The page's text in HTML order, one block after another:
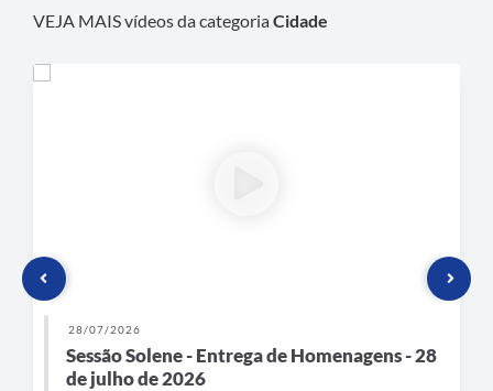
VEJA MAIS vídeos da categoriaCidade
28/07/2026
Sessão Solene - Entrega de Homenagens - 28
de julho de 2026